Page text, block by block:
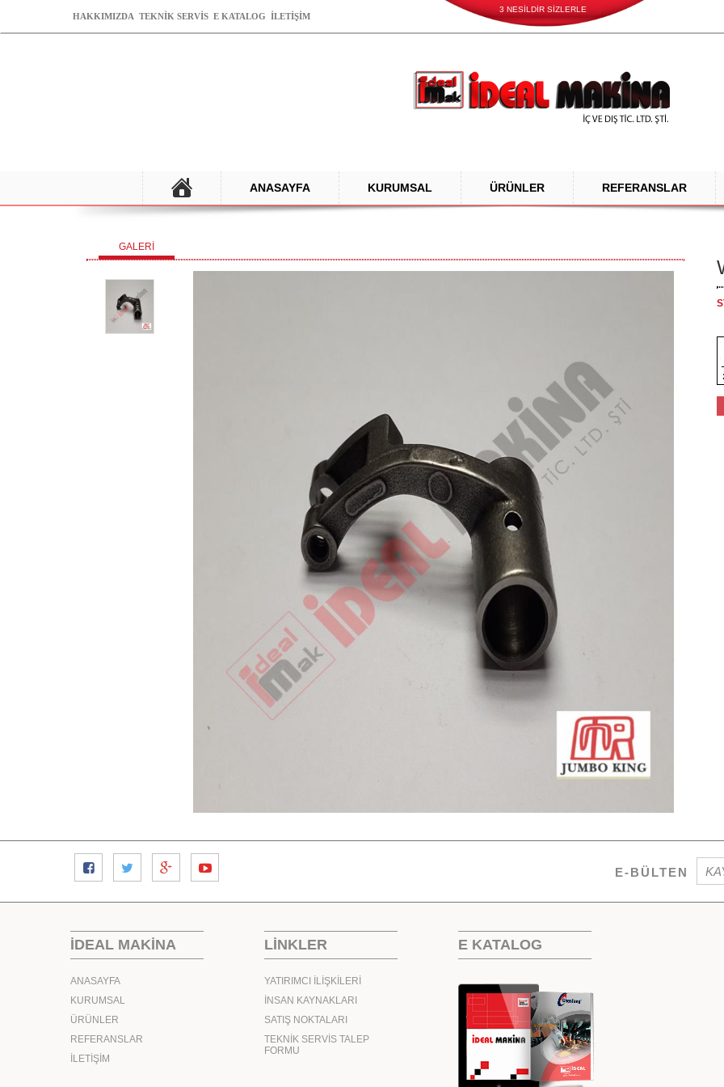
HAKKIMIZDA TEKNİK SERVİS E KATALOG İLETİŞİM
3 NESİLDİR SİZLERLE
ANASAYFA KURUMSAL ÜRÜNLER REFERANSLAR
GALERİ
E-BÜLTEN
İDEAL MAKİNA
ANASAYFA
KURUMSAL
ÜRÜNLER
REFERANSLAR
İLETİŞİM
LİNKLER
YATIRIMCI İLİŞKİLERİ
İNSAN KAYNAKLARI
SATIŞ NOKTALARI
TEKNİK SERVİS TALEP
FORMU
E KATALOG